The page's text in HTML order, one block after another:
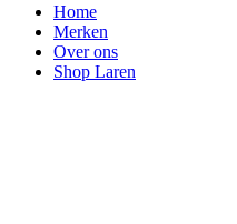
Home
Merken
Over ons
Shop Laren